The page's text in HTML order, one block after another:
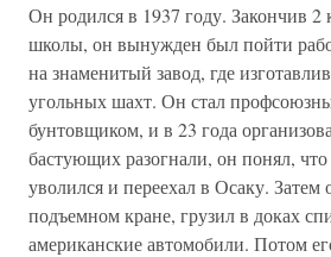
Он родился в 1937 году. Закончив 2
школы, он вынужден был пойти
на знаменитый завод, где
угольных шахт. Он стал
бунтовщиком, и в 23 года
бастующих разогнали, он понял,
уволился и переехал в Осаку. Затем
подъемном кране, грузил в доках
американские автомобили. Потом